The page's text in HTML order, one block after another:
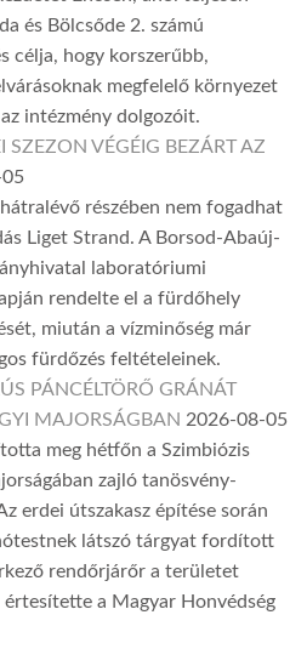
és Bölcsőde 2. számú
célja, hogy korszerűbb,
megfelelő környezet
intézmény dolgozóit.
SZEZON VÉGÉIG BEZÁRT AZ
részében nem fogadhat
Liget Strand. A Borsod-Abaúj-
laboratóriumi
rendelte el a fürdőhely
miután a vízminőség már
fürdőzés feltételeinek.
PÁNCÉLTÖRŐ GRÁNÁT
MAJORSÁGBAN 2026-08-05
meg hétfőn a Szimbiózis
zajló tanösvény-
erdei útszakasz építése során
látszó tárgyat fordított
rendőrjárőr a területet
a Magyar Honvédség